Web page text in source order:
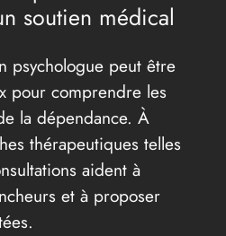
soutien médical
psychologue peut être
pour comprendre les
la dépendance. À
thérapeutiques telles
aident à
et à proposer